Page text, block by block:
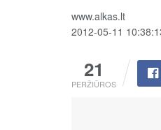
www.alkas.lt
2012-05-11
21
PERŽIŪROS